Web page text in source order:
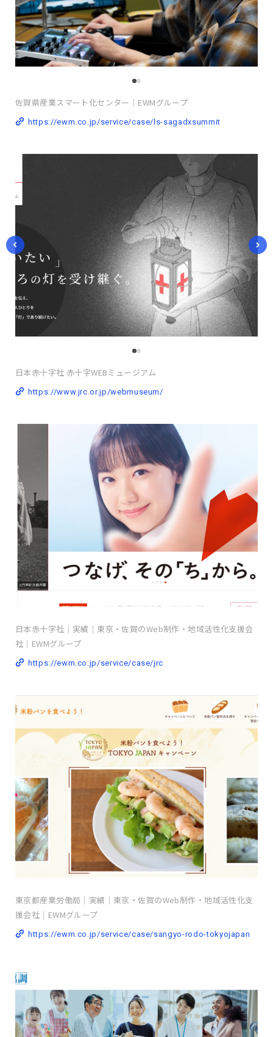
佐賀県産業スマート化センター｜EWMグループ
https://ewm.co.jp/service/case/ls-sagadxsummit
日本赤十字社 赤十字WEBミュージアム
https://www.jrc.or.jp/webmuseum/
日本赤十字社｜実績｜東京・佐賀のWeb制作・地域活性化支援会
社｜EWMグループ
https://ewm.co.jp/service/case/jrc
東京都産業労働局｜実績｜東京・佐賀のWeb制作・地域活性化支
援会社｜EWMグループ
https://ewm.co.jp/service/case/sangyo-rodo-tokyojapan